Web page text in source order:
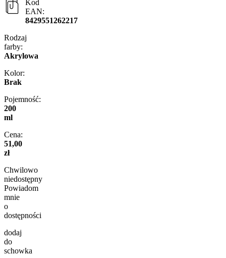
Kod
EAN:
8429551262217
Rodzaj
farby:
Akrylowa
Kolor:
Brak
Pojemność:
200
ml
Cena:
51,00
zł
Chwilowo
niedostępny
Powiadom
mnie
o
dostępności
dodaj
do
schowka